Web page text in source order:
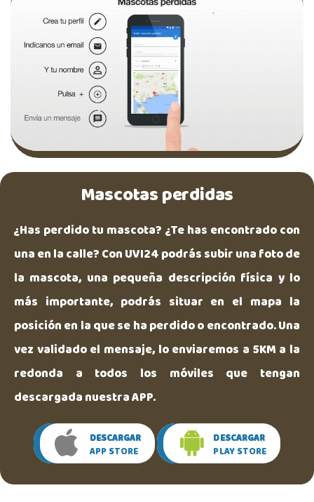
Mascotas perdidas
¿Has perdido tu mascota? ¿Te has encontrado con
una en la calle? Con UVI24 podrás subir una foto de
la mascota, una pequeña descripción física y lo
más importante, podrás situar en el mapa la
posición en la que se ha perdido o encontrado. Una
vez validado el mensaje, lo enviaremos a 5KM a la
redonda a todos los móviles que tengan
descargada nuestra APP.
DESCARGAR
APP STORE
DESCARGAR
PLAY STORE